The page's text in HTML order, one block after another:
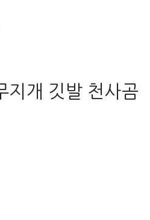
지개 깃발 천사곰